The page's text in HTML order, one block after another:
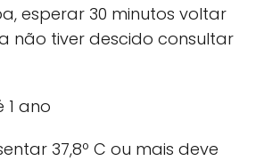
esperar 30 minutos voltar
não tiver descido consultar
1 ano
37,8º C ou mais deve